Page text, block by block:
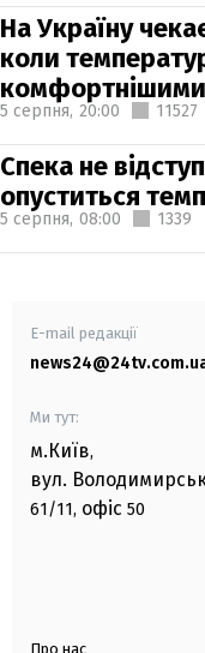
На Україну
коли
комфортнішими
5 серпня, 20:00 11527
Спека не
опуститься
5 серпня, 08:00 1339
E-mail редакції
Ми тут:
м.Київ,
вул.
61/11, офіс 50
Про нас